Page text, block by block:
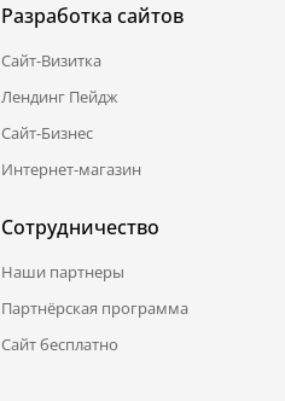
Разработка сайтов
Сайт-Визитка
Лендинг Пейдж
Сайт-Бизнес
Интернет-магазин
Сотрудничество
Наши партнеры
Партнёрская программа
Сайт бесплатно